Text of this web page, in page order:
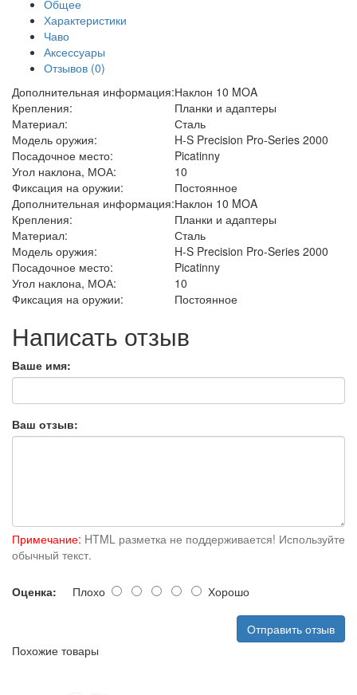
Общее
Характеристики
Чаво
Аксессуары
Отзывов (0)
Дополнительная информация:Наклон 10 MOA
Крепления:
Планки и адаптеры
Материал:
Сталь
Модель оружия:
H-S Precision Pro-Series 2000
Посадочное место:
Picatinny
Угол наклона, МОА:
10
Фиксация на оружии:
Постоянное
Дополнительная информация:Наклон 10 MOA
Крепления:
Планки и адаптеры
Материал:
Сталь
Модель оружия:
H-S Precision Pro-Series 2000
Посадочное место:
Picatinny
Угол наклона, МОА:
10
Фиксация на оружии:
Постоянное
Написать отзыв
Ваше имя:
Ваш отзыв:
Примечание: HTML разметка не поддерживается! Используйте
обычный текст.
Оценка: Плохо Хорошо
Отправить отзыв
Похожие товары